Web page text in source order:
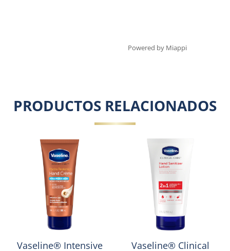
Powered by Miappi
PRODUCTOS RELACIONADOS
Vaseline® Intensive Vaseline® Clinical